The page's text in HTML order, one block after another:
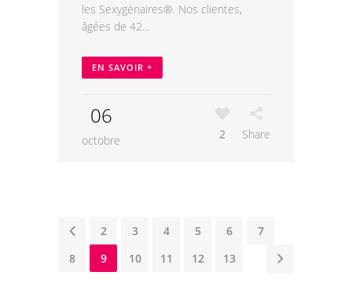
les Sexygénaires®. Nos clientes,
âgées de 42...
EN SAVOIR +
06
octobre 2 Share
1 2 3 4 5 6
7
8
9 10 11 12 13